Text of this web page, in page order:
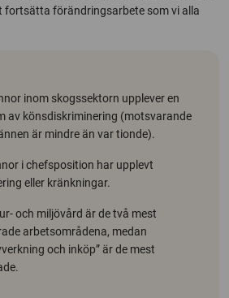
fortsätta förändringsarbete som vi alla
inom skogssektorn upplever en
av könsdiskriminering (motsvarande
är mindre än var tionde).
i chefsposition har upplevt
eller kränkningar.
och miljövård är de två mest
arbetsområdena, medan
och inköp” är de mest